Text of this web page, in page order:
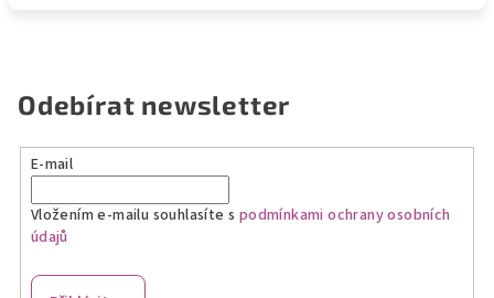
Odebírat newsletter
E-mail
Vložením e-mailu souhlasíte s podmínkami ochrany osobních
údajů